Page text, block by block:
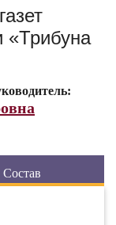
«Трибуна
Состав